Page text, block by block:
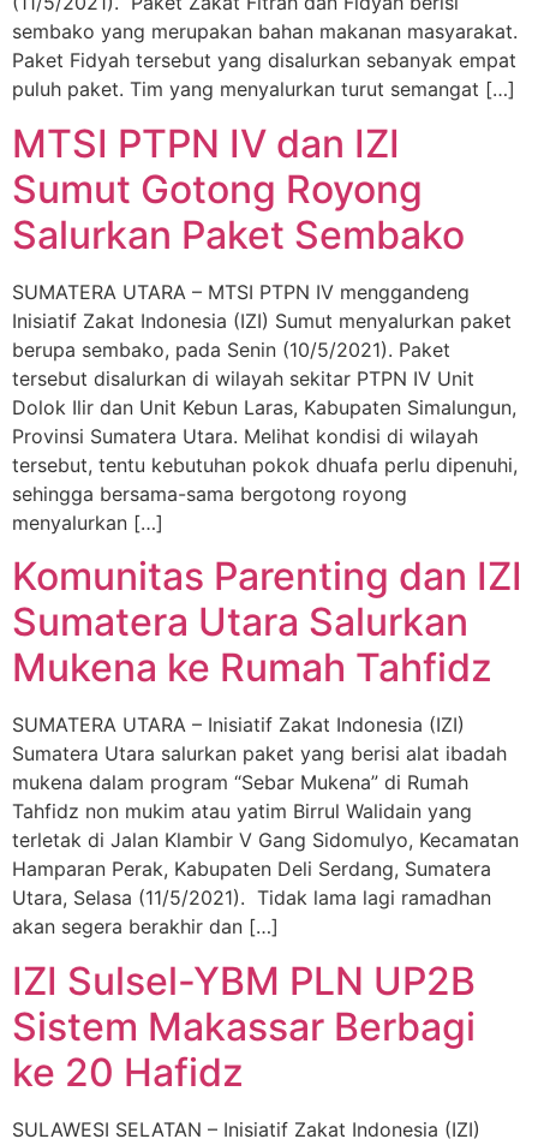
sembako yang merupakan bahan makanan masyarakat.
Paket Fidyah tersebut yang disalurkan sebanyak empat
puluh paket. Tim yang menyalurkan turut semangat […]
MTSI PTPN IV dan IZI
Sumut Gotong Royong
Salurkan Paket Sembako
SUMATERA UTARA – MTSI PTPN IV menggandeng
Inisiatif Zakat Indonesia (IZI) Sumut menyalurkan paket
berupa sembako, pada Senin (10/5/2021). Paket
tersebut disalurkan di wilayah sekitar PTPN IV Unit
Dolok Ilir dan Unit Kebun Laras, Kabupaten Simalungun,
Provinsi Sumatera Utara. Melihat kondisi di wilayah
tersebut, tentu kebutuhan pokok dhuafa perlu dipenuhi,
sehingga bersama-sama bergotong royong
menyalurkan […]
Komunitas Parenting dan IZI
Sumatera Utara Salurkan
Mukena ke Rumah Tahfidz
SUMATERA UTARA – Inisiatif Zakat Indonesia (IZI)
Sumatera Utara salurkan paket yang berisi alat ibadah
mukena dalam program “Sebar Mukena” di Rumah
Tahfidz non mukim atau yatim Birrul Walidain yang
terletak di Jalan Klambir V Gang Sidomulyo, Kecamatan
Hamparan Perak, Kabupaten Deli Serdang, Sumatera
Utara, Selasa (11/5/2021). Tidak lama lagi ramadhan
akan segera berakhir dan […]
IZI Sulsel-YBM PLN UP2B
Sistem Makassar Berbagi
ke 20 Hafidz
SULAWESI SELATAN – Inisiatif Zakat Indonesia (IZI)